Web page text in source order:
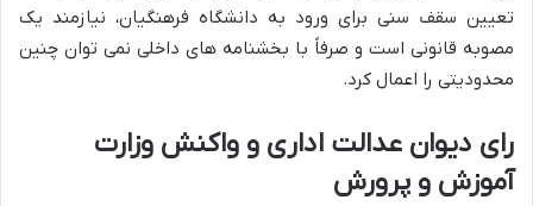
تعیین سقف سنی برای ورود به دانشگاه فرهنگیان، نیازمند یک
مصوبه قانونی است و صرفاً با بخشنامه های داخلی نمی توان چنین
محدودیتی را اعمال کرد.
رای دیوان عدالت اداری و واکنش وزارت
آموزش و پرورش